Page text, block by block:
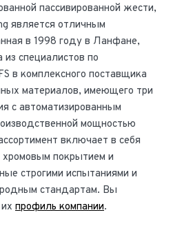
пассивированной жести,
является отличным
в 1998 году в Ланфане,
специалистов по
в комплексного поставщика
материалов, имеющего три
с автоматизированным
мощностью
включает в себя
покрытием и
строгими испытаниями и
стандартам. Вы
профиль компании.